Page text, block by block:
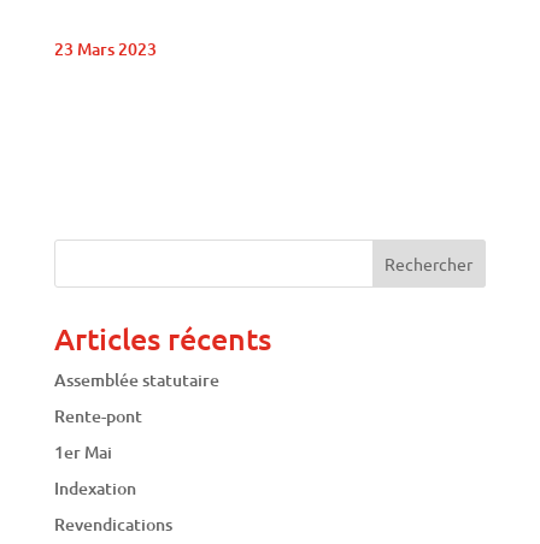
23 Mars 2023
Articles récents
Assemblée statutaire
Rente-pont
1er Mai
Indexation
Revendications